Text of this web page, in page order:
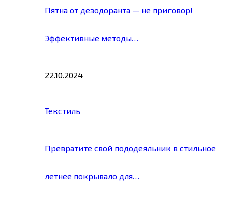
Пятна от дезодоранта — не приговор!
Эффективные методы…
22.10.2024
Текстиль
Превратите свой пододеяльник в стильное
летнее покрывало для…